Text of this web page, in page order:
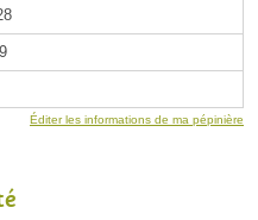
Éditer les informations de ma pépinière